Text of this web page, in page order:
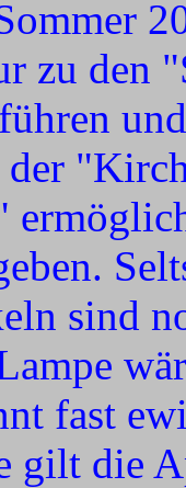
zu den
der
sind
fast
gilt die